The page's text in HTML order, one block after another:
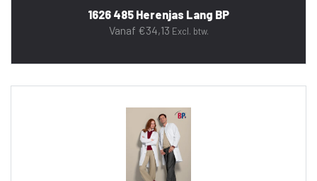
1626 485 Herenjas Lang BP
Vanaf €34,13 Excl. btw.